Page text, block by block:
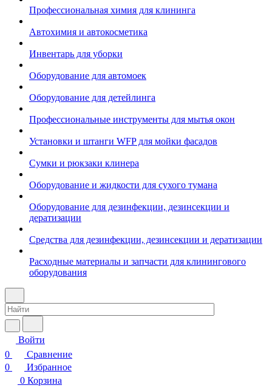
Профессиональная химия для клининга
Автохимия и автокосметика
Инвентарь для уборки
Оборудование для автомоек
Оборудование для детейлинга
Профессиональные инструменты для мытья окон
Установки и штанги WFP для мойки фасадов
Сумки и рюкзаки клинера
Оборудование и жидкости для сухого тумана
Оборудование для дезинфекции, дезинсекции и
дератизации
Средства для дезинфекции, дезинсекции и дератизации
Расходные материалы и запчасти для клинингового
оборудования
Войти
0
Сравнение
0
Избранное
0 Корзина